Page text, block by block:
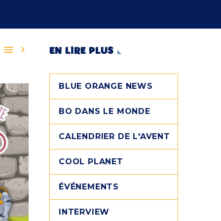
  EN LIRE PLUS
BLUE ORANGE NEWS
BO DANS LE MONDE
CALENDRIER DE L'AVENT
COOL PLANET
ÉVÉNEMENTS
INTERVIEW